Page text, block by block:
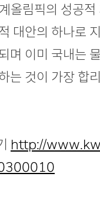
올림픽의 성공적
대안의 하나로
며 이미 국내는
는 것이 가장 합
http://